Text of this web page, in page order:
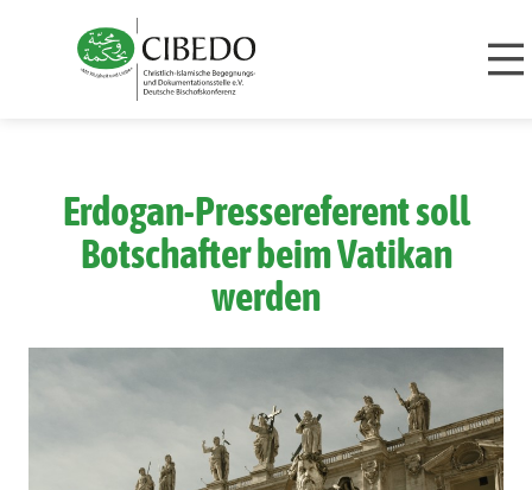
Erdogan-Pressereferent soll
Botschafter beim Vatikan
werden